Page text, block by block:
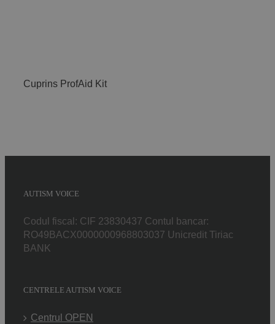
Cuprins ProfAid Kit
AUTISM VOICE
Codul fiscal: CIF 23830437 Contul bancar:
RO49BACX0000000968803037 Unicredit Tiriac
BANK
CENTRELE AUTISM VOICE
Centrul OPEN